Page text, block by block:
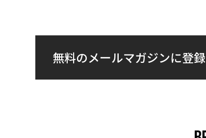
無料のメールマガジンに登録